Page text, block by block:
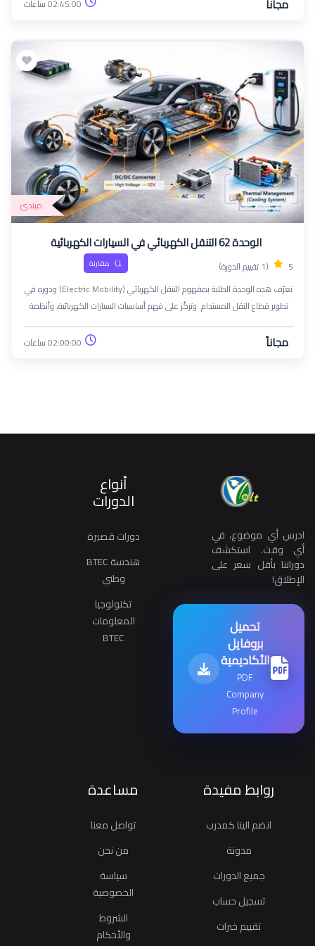
مجاناً 02:45:00 ساعات
مبتدئ
الوحدة 62 التنقل الكهربائي في السيارات الكهربائية
5 (1 تقييم الدورة) مقارنة
تعرّف هذه الوحدة الطلبة بمفهوم التنقل الكهربائي (Electric Mobility) ودوره في
تطوير قطاع النقل المستدام. وتركّز على فهم أساسيات السيارات الكهربائية، وأنظمة
شحنها، والبنية التحتية اللازمة لدعم انتشارها مثل محطات الشحن العامة والمنزلية.
كما تتناول الوحدة الأثر البيئي لوسائل النقل التقليدية مقارنة بالسيارات الكهربائية،
مجاناً 02:00:00 ساعات
ادرس أي موضوع، في
أي وقت. استكشف
دوراتنا بأقل سعر على
الإطلاق!
تحميل
بروفايل
الأكاديمية
PDF
Company
Profile
أنواع
الدورات
دورات قصيرة
هندسة BTEC
وطني
تكنولوجيا
المعلومات
BTEC
روابط مفيدة
انضم الينا كمدرب
مدونة
جميع الدورات
تسجيل حساب
تقييم خبرات
مساعدة
تواصل معنا
من نحن
سياسة
الخصوصية
الشروط
والأحكام